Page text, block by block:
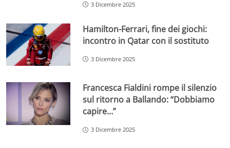
3 Dicembre 2025
Hamilton-Ferrari, fine dei giochi:
incontro in Qatar con il sostituto
3 Dicembre 2025
Francesca Fialdini rompe il silenzio
sul ritorno a Ballando: “Dobbiamo
capire…”
3 Dicembre 2025